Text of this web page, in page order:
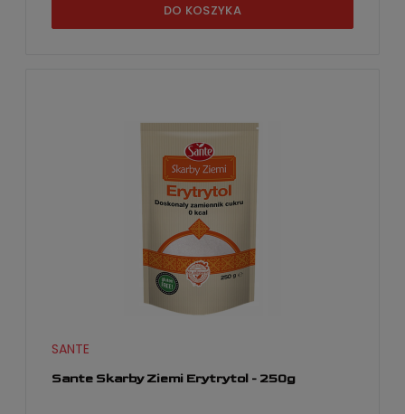
DO KOSZYKA
Sante Skarby Ziemi Erytrytol - 250g
SANTE